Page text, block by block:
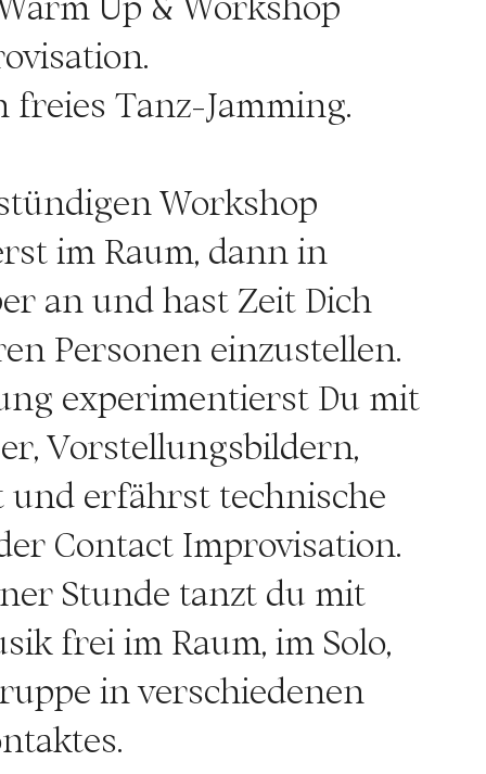
freies Tanz-Jamming.
Workshop
im Raum, dann in
an und hast Zeit Dich
Personen einzustellen.
experimentierst Du mit
Vorstellungsbildern,
erfährst technische
Contact Improvisation.
Stunde tanzt du mit
frei im Raum, im Solo,
in verschiedenen